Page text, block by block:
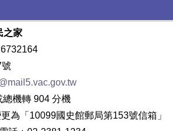
之家
機轉 904 分機
為「10099國史館郵局第153號信箱」